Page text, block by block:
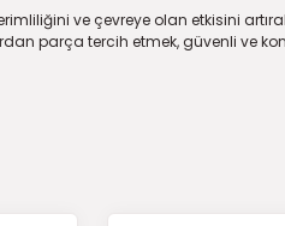
ve çevreye olan etkisini
parça tercih etmek, güvenli ve